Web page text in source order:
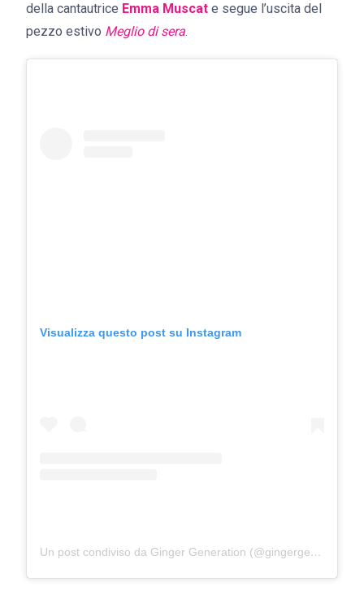
della cantautrice Emma Muscat e segue l’uscita del
pezzo estivo Meglio di sera.
Visualizza questo post su Instagram
Un post condiviso da Ginger Generation (@gingergeneration)